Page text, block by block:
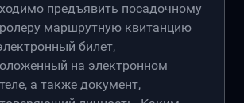
предъявить посадочному
маршрутную квитанцию
билет,
на электронном
а также документ,